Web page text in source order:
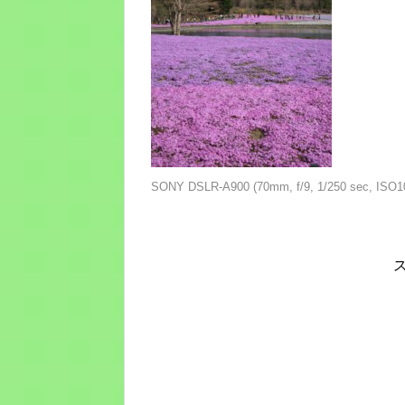
SONY DSLR-A900 (70mm, f/9, 1/250 sec,